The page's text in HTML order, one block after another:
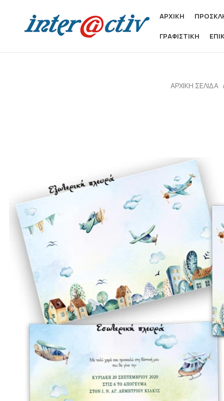
ΑΡΧΙΚΗ
ΓΡΑΦΙΣΤΙΚΗ
ΑΡΧΙΚΉ ΣΕΛΊΔΑ